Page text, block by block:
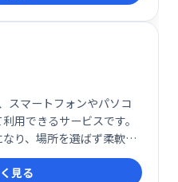
スマートフォンやパソコ
用できるサービスです。
り、場所を選ばず柔軟に
ネスフォンシステムと連
です。
見る